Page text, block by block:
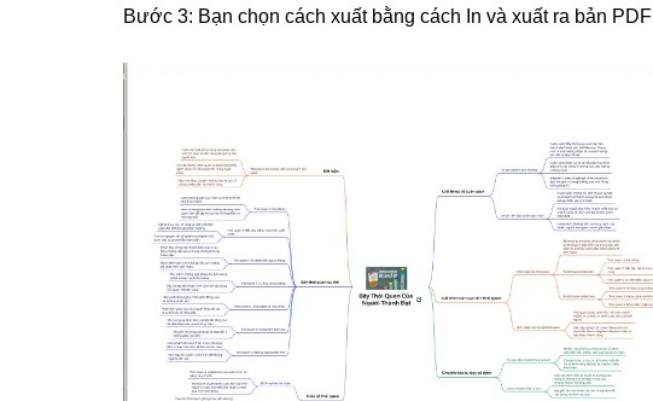
Bước 3: Bạn chọn cách xuất bằng cách In và xuất ra bản PDF